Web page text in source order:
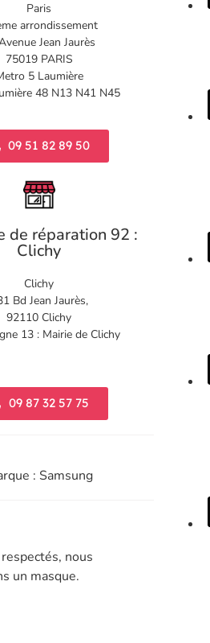
Paris
arrondissement
Jean Jaurès
75019 PARIS
5 Laumière
48 N13 N41 N45
09 51 82 89 50
de réparation 92 :
Clichy
Clichy
Bd Jean Jaurès,
92110 Clichy
13 : Mairie de Clichy
09 87 32 57 75
: Samsung
nous
un masque.